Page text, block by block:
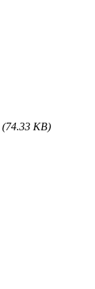
(74.33 KB)